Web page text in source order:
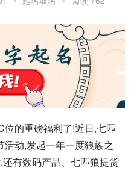
的重磅福利了!近日,七匹
动,发起一年一度狼族之
有数码产品、 七匹狼提货